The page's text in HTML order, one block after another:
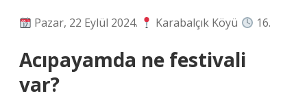
Pazar, 22 Eylül 2024. Karabalçık Köyü 16.
Acıpayamda ne festivali
var?